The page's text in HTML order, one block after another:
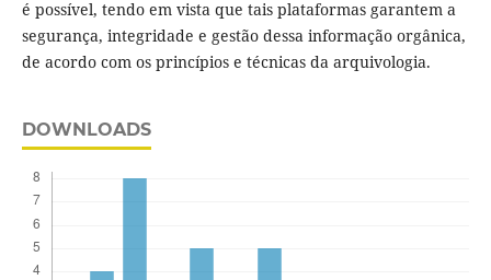
é possível, tendo em vista que tais plataformas garantem a
segurança, integridade e gestão dessa informação orgânica,
de acordo com os princípios e técnicas da arquivologia.
DOWNLOADS